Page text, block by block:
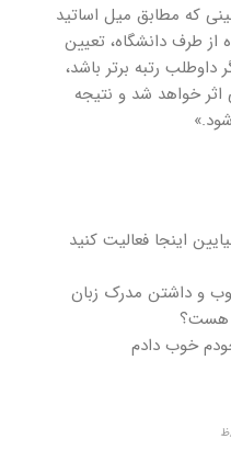
که مطابق میل اساتید
طرف دانشگاه، تعیین
رتبه برتر باشد،
اثر خواهد شد و نتیجه
اینجا فعالیت کنید
هست؟
خوب دادم